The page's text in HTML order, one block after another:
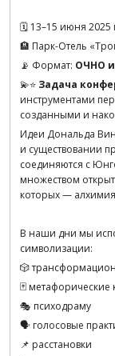
🗓 13–15 июня 2025
🏨 Парк-Отель
📡 Формат: ОЧНО
💫⭐️ Задача
инструментами
созданными и
Идеи Дональда
и существовании
соединяются с
множеством
которых —
В наши дни мы
символизации:
🎲
🃏 метафорические
🎭 психодраму
🗣 голосовые
📌 расстановки